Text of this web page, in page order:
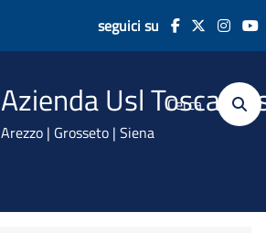
seguici su
Azienda Usl Toscana
Arezzo | Grosseto | Siena
Cerca